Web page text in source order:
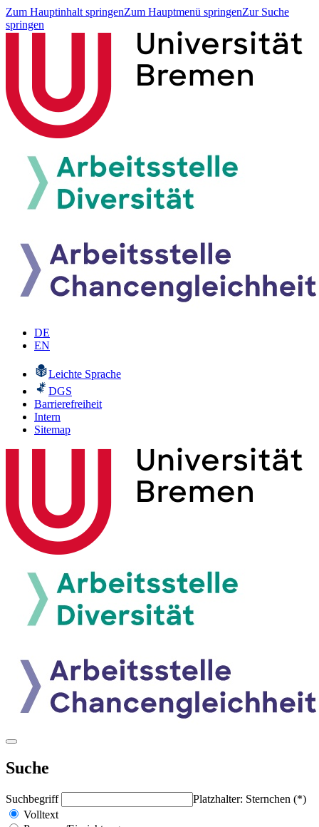
Zum Hauptinhalt springenZum Hauptmenü springenZur Suche
springen
DE
EN
Leichte Sprache
DGS
Barrierefreiheit
Intern
Sitemap
Suche
Suchbegriff
Platzhalter: Sternchen (*)
Volltext